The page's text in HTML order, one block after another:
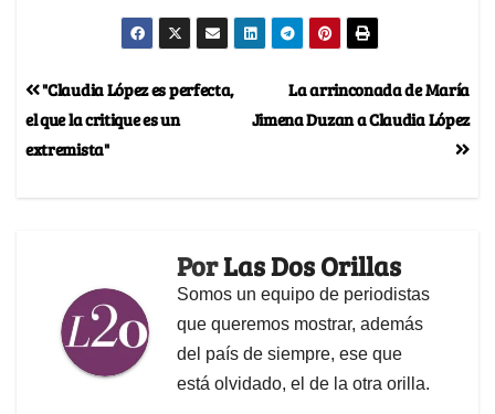
La arrinconada de María
Jimena Duzan a Claudia López
"Claudia López es perfecta,
el que la critique es un
extremista"
PorLas Dos Orillas
Somos un equipo de periodistas
que queremos mostrar, además
del país de siempre, ese que
está olvidado, el de la otra orilla.